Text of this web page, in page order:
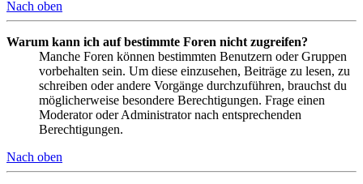
Nach oben
Warum kann ich auf bestimmte Foren nicht zugreifen?
Manche Foren können bestimmten Benutzern oder Gruppen
vorbehalten sein. Um diese einzusehen, Beiträge zu lesen, zu
schreiben oder andere Vorgänge durchzuführen, brauchst du
möglicherweise besondere Berechtigungen. Frage einen
Moderator oder Administrator nach entsprechenden
Berechtigungen.
Nach oben